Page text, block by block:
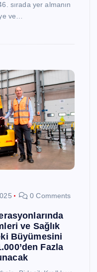
sırada yer almanın
ve…
0 Comments
ve Sağlık
Büyümesini
Fazla